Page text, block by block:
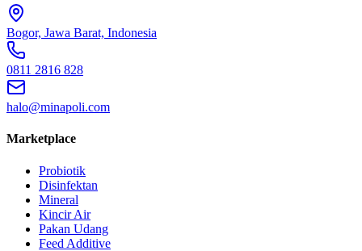
Bogor, Jawa Barat, Indonesia
0811 2816 828
halo@minapoli.com
Marketplace
Probiotik
Disinfektan
Mineral
Kincir Air
Pakan Udang
Feed Additive